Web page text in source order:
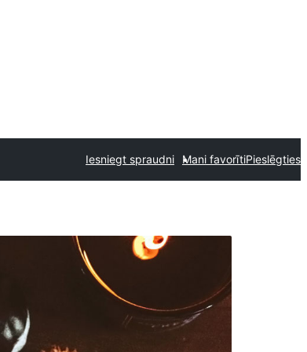
Iesniegt spraudni Mani favorītiPieslēgties